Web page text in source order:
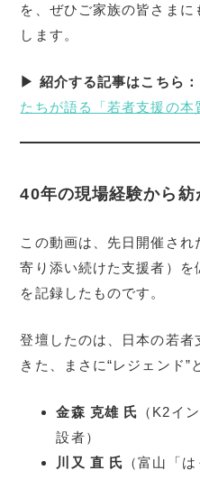
を、ぜひご家族の皆さま
します。
▶ 紹介する記事はこちら：
たちが語る「若者支援の
40年の現場経験から紡
この動画は、先日開催さ
寄り添い続けた支援者）を
を記録したものです。
登壇したのは、日本の若者
きた、まさに“レジェンド”
金森 克雄 氏 （K2イ
設者）
川又 直 氏 （富山「